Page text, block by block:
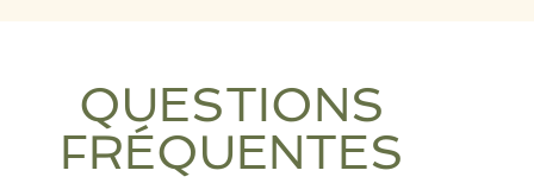
QUESTIONS
FRÉQUENTES